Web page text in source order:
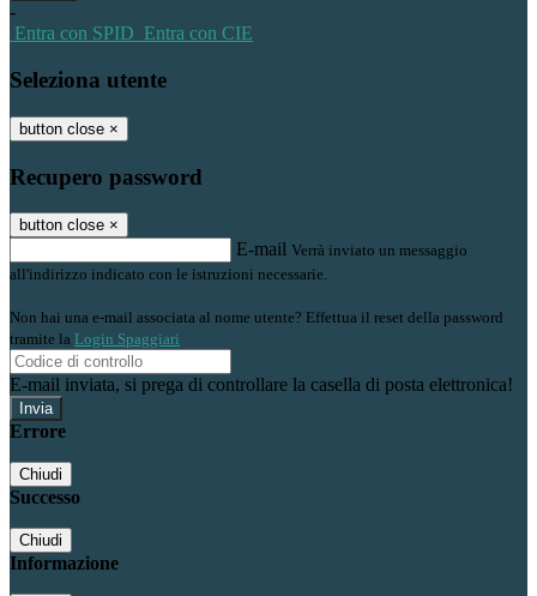
-
Entra con SPID Entra con CIE
Seleziona utente
button close ×
Recupero password
button close ×
E-mail Verrà inviato un messaggio
all'indirizzo indicato con le istruzioni necessarie.
Non hai una e-mail associata al nome utente? Effettua il reset della password
tramite la Login Spaggiari
E-mail inviata, si prega di controllare la casella di posta elettronica!
Errore
Chiudi
Successo
Chiudi
Informazione